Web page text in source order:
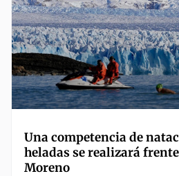
Una competencia de
heladas se realizará
Moreno